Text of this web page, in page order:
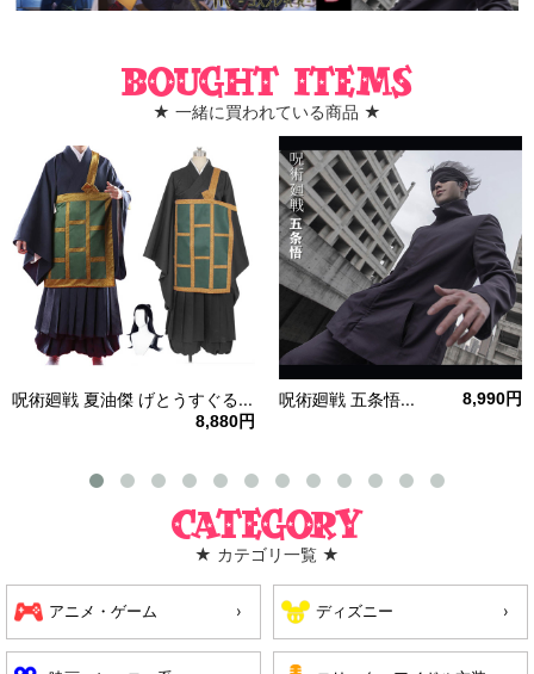
Bought items
★ 一緒に買われている商品 ★
呪術廻戦 夏油傑 げとうすぐる...
8,880円
呪術廻戦 五条悟... 8,990円
Category
★ カテゴリ一覧 ★
アニメ・ゲーム ディズニー